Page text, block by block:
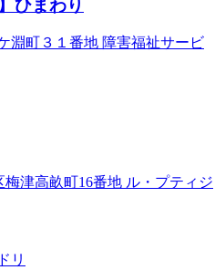
ひまわり
淵町３１番地 障害福祉サービ
梅津高畝町16番地 ル・プティジ